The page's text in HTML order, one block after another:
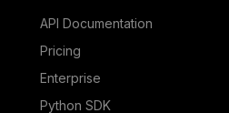
API Documentation
Pricing
Enterprise
Python SDK